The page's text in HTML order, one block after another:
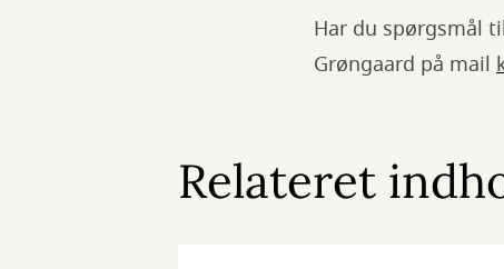
Har du spørgsmål
Grøngaard på mail
Relateret